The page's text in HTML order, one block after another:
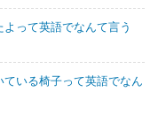
って英語でなんて言う
いる椅子って英語でなん